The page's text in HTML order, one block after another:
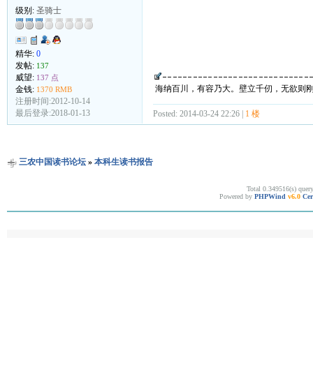
级别: 圣骑士
精华: 0
发帖: 137
威望: 137 点
金钱: 1370 RMB
注册时间:2012-10-14
最后登录:2018-01-13
海纳百川，有容乃大。壁立千仞，无欲则
Posted: 2014-03-24 22:26 | 1 楼
三农中国读书论坛» 本科生读书报告
Total 0.349516(s)
Powered by PHPWind v6.0